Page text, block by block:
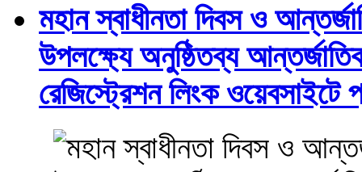
মহান স্বাধীনতা দিবস ও
উপলক্ষ্যে অনুষ্ঠিতব্য
রেজিস্ট্রেশন লিংক ওয়েবসাইটে